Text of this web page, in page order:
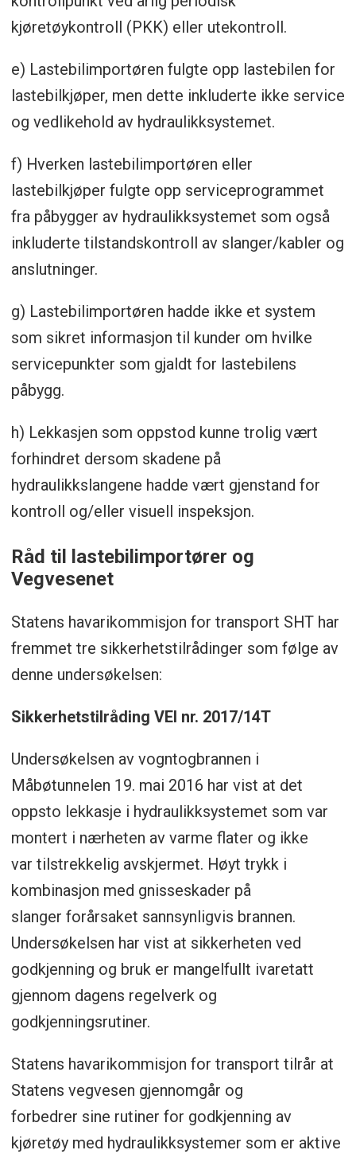
kjøretøykontroll (PKK) eller utekontroll.
e) Lastebilimportøren fulgte opp lastebilen for
lastebilkjøper, men dette inkluderte ikke service
og vedlikehold av hydraulikksystemet.
f) Hverken lastebilimportøren eller
lastebilkjøper fulgte opp serviceprogrammet
fra påbygger av hydraulikksystemet som også
inkluderte tilstandskontroll av slanger/kabler og
anslutninger.
g) Lastebilimportøren hadde ikke et system
som sikret informasjon til kunder om hvilke
servicepunkter som gjaldt for lastebilens
påbygg.
h) Lekkasjen som oppstod kunne trolig vært
forhindret dersom skadene på
hydraulikkslangene hadde vært gjenstand for
kontroll og/eller visuell inspeksjon.
Råd til lastebilimportører og
Vegvesenet
Statens havarikommisjon for transport SHT har
fremmet tre sikkerhetstilrådinger som følge av
denne undersøkelsen:
Sikkerhetstilråding VEI nr. 2017/14T
Undersøkelsen av vogntogbrannen i
Måbøtunnelen 19. mai 2016 har vist at det
oppsto lekkasje i hydraulikksystemet som var
montert i nærheten av varme flater og ikke
var tilstrekkelig avskjermet. Høyt trykk i
kombinasjon med gnisseskader på
slanger forårsaket sannsynligvis brannen.
Undersøkelsen har vist at sikkerheten ved
godkjenning og bruk er mangelfullt ivaretatt
gjennom dagens regelverk og
godkjenningsrutiner.
Statens havarikommisjon for transport tilrår at
Statens vegvesen gjennomgår og
forbedrer sine rutiner for godkjenning av
kjøretøy med hydraulikksystemer som er aktive